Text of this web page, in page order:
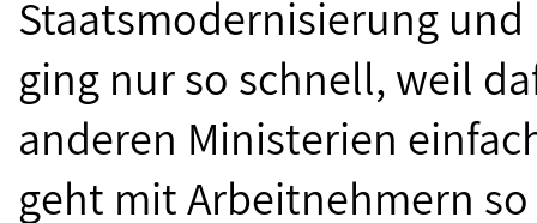
Staatsmodernisierung
ging nur so schnell, weil
anderen Ministerien
geht mit Arbeitnehmern